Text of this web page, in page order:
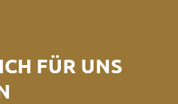
FÜR UNS